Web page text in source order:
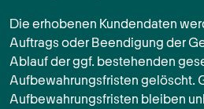
Die erhobenen Kundendaten
Auftrags oder Beendigung der
Ablauf der ggf. bestehenden
Aufbewahrungsfristen gelöscht.
Aufbewahrungsfristen bleiben